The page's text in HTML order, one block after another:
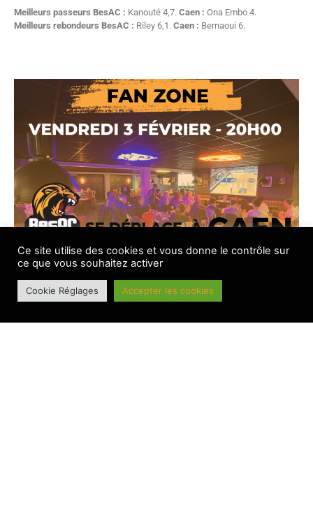
Meilleurs passeurs BesAC : Kanouté 4,7. Caen : Ona Embo 4.
Meilleurs rebondeurs BesAC : Riley 6,1. Caen : Bernaoui 6.
Ce site utilise des cookies et vous donne le contrôle sur
ce que vous souhaitez activer
Cookie Réglages Accepter les cookies